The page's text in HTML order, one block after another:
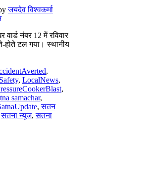
जयदेव विश्वकर्मा
नंबर 12 में रविवार
होते टल गया। स्थानीय
,
, LocalNews,
,
samachar,
,सतन
सतना न्यूज,सतना